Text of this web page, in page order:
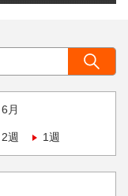
6月
2週 1週